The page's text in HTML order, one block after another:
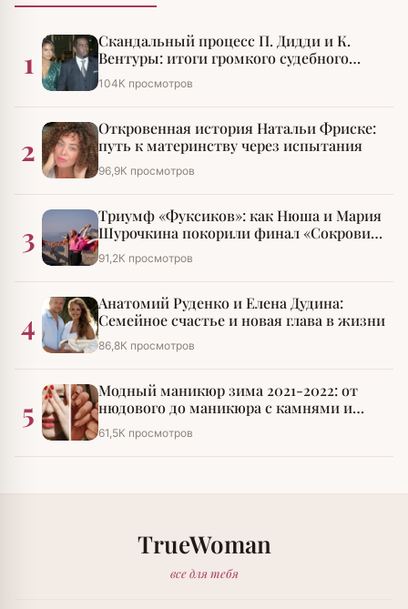
1
Скандальный процесс П. Дидди и К.
Вентуры: итоги громкого судебного
разбирательства
104К просмотров
2
Откровенная история Натальи Фриске:
путь к материнству через испытания
96,9К просмотров
3
Триумф «Фуксиков»: как Нюша и Мария
Шурочкина покорили финал «Сокровищ
императора»
91,2К просмотров
4
Анатомий Руденко и Елена Дудина:
Семейное счастье и новая глава в жизни
86,8К просмотров
5
Модный маникюр зима 2021-2022: от
нюдового до маникюра с камнями и
стразами
61,5К просмотров
TrueWoman
все для тебя